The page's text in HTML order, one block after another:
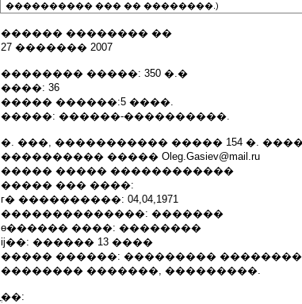
���������� ��� �� ��������.)
������ �������� ��
27 ������� 2007
�������� �����: 350 �.�
����: 36
����� ������:5 ����.
�����: ������-����������.
�. ���, ����������� ����� 154 �.
���������� ����� Oleg.Gasiev@mail.ru
����� ����� ������������
����� ��� ����:
г� ����������: 04,04,1971
��������������: �������
ѳ������ ����: ��������
ĳ��: ������ 13 ����
����� ������: ���������
�������� �������, ���������.
ֳ��: